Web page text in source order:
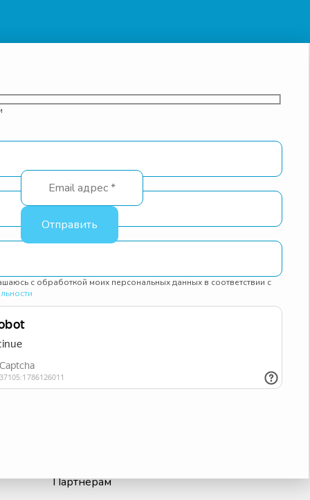
с обработкой моих персональных данных в соответствии с
Подпишитесь
Разделы сайта
Наша команда
Партнерам